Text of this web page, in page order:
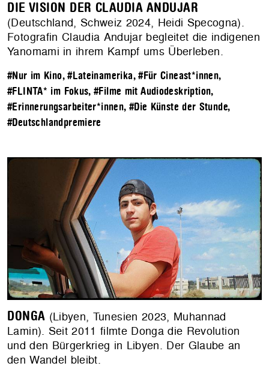
DIE VISION DER CLAUDIA ANDUJAR
(Deutschland, Schweiz 2024, Heidi Specogna).
Fotografin Claudia Andujar begleitet die indigenen
Yanomami in ihrem Kampf ums Überleben.
#Nur im Kino,#Lateinamerika,#Für Cineast*innen,
#FLINTA* im Fokus,#Filme mit Audiodeskription,
#Erinnerungsarbeiter*innen, #Die Künste der Stunde,
#Deutschlandpremiere
DONGA (Libyen, Tunesien 2023, Muhannad
Lamin). Seit 2011 filmte Donga die Revolution
und den Bürgerkrieg in Libyen. Der Glaube an
den Wandel bleibt.